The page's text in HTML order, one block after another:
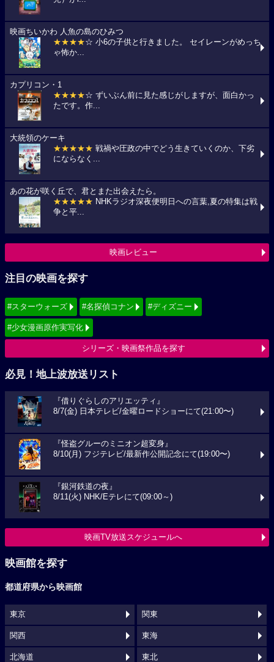
映画ちいかわ 人魚の島のひみつ
★★★★☆ 小6の子供と行きました。 セイレーンがめっち
ゃ怖か...
カプリコン・1
★★★★☆ ずいぶん前に見た感じがしますが、面白かっ
たです。作...
大統領のケーキ
★★★★★ 戦禍や圧政の中でどう生きていくのか、下劣
にならなく...
あの花が咲く丘で、君とまた出会えたら。
★★★★★ NHKラジオ深夜便明日への言葉,夏の特集は戦
争と平...
映画レビュー
注目の映画を探す
#スターウォーズ #名探偵コナン #ディズニー
#少女漫画原作実写化
シリーズ・映画祭作品を探す
必見！地上波放送リスト
『借りぐらしのアリエッティ』
8/7(金) 日本テレビ/金曜ロードショーにて(21:00〜)
『怪盗グルーのミニオン超変身』
8/10(月) フジテレビ/最新作公開記念にて(19:00〜)
『銀河鉄道の夜』
8/11(火) NHK/Eテレにて(09:00～)
映画TV放送スケジュールへ
映画館を探す
都道府県から映画館
東京 関東
関西 東海
北海道 東北